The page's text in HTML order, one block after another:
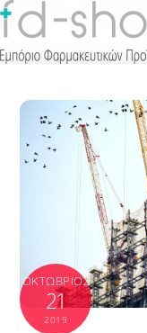
Skip
to
content
ΟΚΤΏΒΡΙΟΣ
21
2019